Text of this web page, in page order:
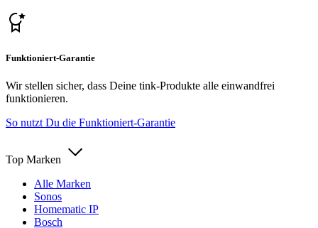
Funktioniert-Garantie
Wir stellen sicher, dass Deine tink-Produkte alle einwandfrei
funktionieren.
So nutzt Du die Funktioniert-Garantie
Top Marken
Alle Marken
Sonos
Homematic IP
Bosch